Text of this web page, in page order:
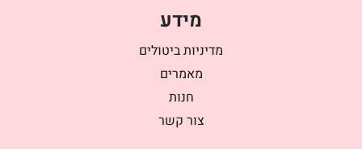
מידע
מדיניות ביטולים
מאמרים
חנות
צור קשר